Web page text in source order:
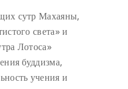
сутр Махаяны,
света» и
Лотоса»
буддизма,
учения и